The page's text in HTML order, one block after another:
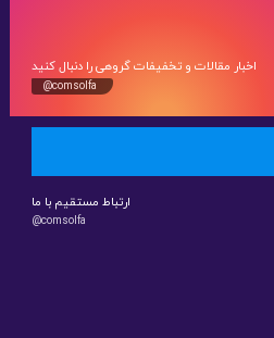
اخبار مقالات و تخفیفات گروهی را دنبال کنید
@comsolfa
ارتباط مستقیم با ما
@comsolfa